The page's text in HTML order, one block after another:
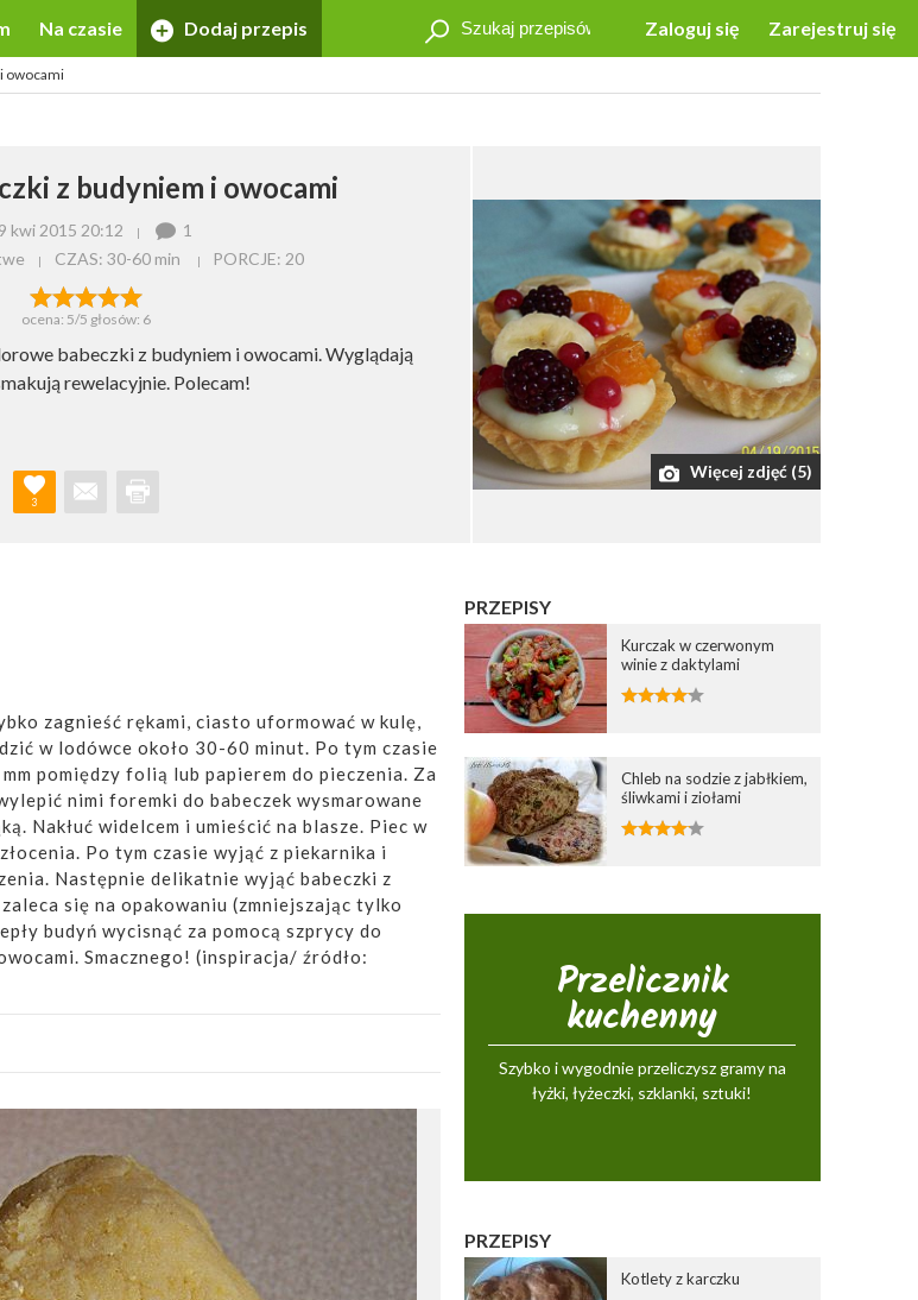
Zaloguj się Zarejestruj się
Na czasie Dodaj przepis
owocami
z budyniem i owocami
kwi 2015 20:12
1
CZAS: 30-60 min PORCJE: 20
ocena: 5/5 głosów: 6
babeczki z budyniem i owocami. Wyglądają
rewelacyjnie. Polecam!
3
Więcej zdjęć (5)
zagnieść rękami, ciasto uformować w kulę,
w lodówce około 30-60 minut. Po tym czasie
pomiędzy folią lub papierem do pieczenia. Za
nimi foremki do babeczek wysmarowane
Nakłuć widelcem i umieścić na blasze. Piec w
Po tym czasie wyjąć z piekarnika i
Następnie delikatnie wyjąć babeczki z
się na opakowaniu (zmniejszając tylko
budyń wycisnąć za pomocą szprycy do
Smacznego! (inspiracja/ źródło:
PRZEPISY
Kurczak w czerwonym
winie z daktylami
Chleb na sodzie z jabłkiem,
śliwkami i ziołami
Przelicznik
kuchenny
Szybko i wygodnie przeliczysz gramy na
łyżki, łyżeczki, szklanki, sztuki!
PRZEPISY
Kotlety z karczku